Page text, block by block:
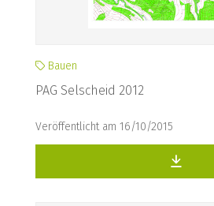
Bauen
PAG Selscheid 2012
Veröffentlicht am 16/10/2015